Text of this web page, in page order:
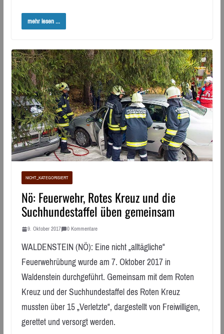
mehr lesen ...
NICHT_KATEGORISIERT
Nö: Feuerwehr, Rotes Kreuz und die
Suchhundestaffel üben gemeinsam
9. Oktober 2017 0 Kommentare
WALDENSTEIN (NÖ): Eine nicht „alltägliche“
Feuerwehrübung wurde am 7. Oktober 2017 in
Waldenstein durchgeführt. Gemeinsam mit dem Roten
Kreuz und der Suchhundestaffel des Roten Kreuz
mussten über 15 „Verletzte“, dargestellt von Freiwilligen,
gerettet und versorgt werden.